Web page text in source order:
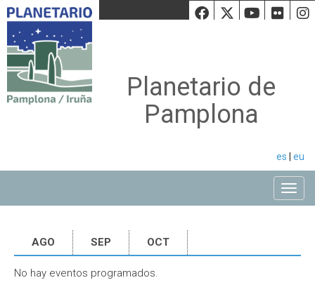
Facebook
Twiiter
Planetario de
Pamplona
es eu
AGO SEP OCT
No hay eventos programados.